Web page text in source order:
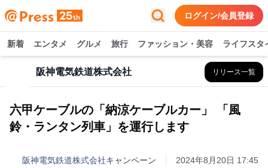
ログイン/会員登録
新着 エンタメ グルメ 旅行 ファッション・美容 ライフスタ
阪神電気鉄道株式会社 リリース一覧
六甲ケーブルの「納涼ケーブルカー」 「風
鈴・ランタン列車」を運行します
阪神電気鉄道株式会社キャンペーン 2024年8月20日 17:45